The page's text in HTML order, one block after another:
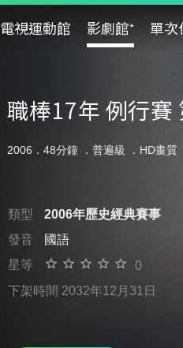
電視運動館 影劇館⁺ 單次
職棒17年 例行賽
2006．48分鐘 ． 普遍級 ．HD畫質
類型
2006年歷史經典賽事
發音
國語
星等
0
下架時間 2032年12月31日